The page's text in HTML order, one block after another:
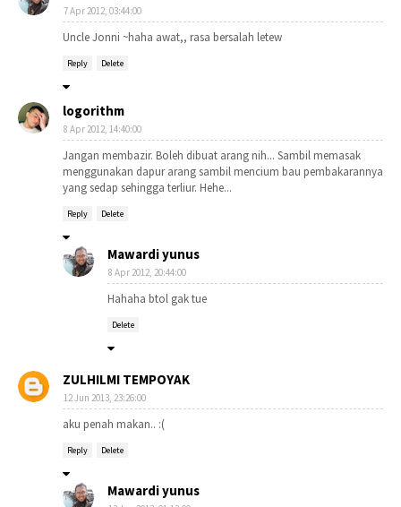
7 Apr 2012, 03:44:00
Uncle Jonni ~haha awat,, rasa bersalah letew
Reply Delete
logorithm
8 Apr 2012, 14:40:00
Jangan membazir. Boleh dibuat arang nih... Sambil memasak
menggunakan dapur arang sambil mencium bau pembakarannya
yang sedap sehingga terliur. Hehe...
Reply Delete
Mawardi yunus
8 Apr 2012, 20:44:00
Hahaha btol gak tue
Delete
ZULHILMI TEMPOYAK
12 Jun 2013, 23:26:00
aku penah makan.. :(
Reply Delete
Mawardi yunus